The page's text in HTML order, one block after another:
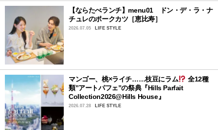
【ならたべランチ】menu01 ドン・デ・ラ・ナ
チュレのポークカツ［恵比寿］
2026.07.05 LIFE STYLE
マンゴー、桃×ライチ……枝豆にラム
全12種
類”アートパフェ”の祭典『Hills Parfait
Collection2026@Hills House』
2026.07.28 LIFE STYLE